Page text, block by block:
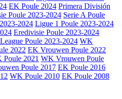
EK Poule 2024 Primera División
Poule 2023-2024 Serie A Poule
2024 Ligue 1 Poule 2023-2024
Eredivisie Poule 2023-2024
Poule 2023-2024 WK
2022 EK Vrouwen Poule 2022
Poule 2021 WK Vrouwen Poule
Poule 2017 EK Poule 2016
WK Poule 2010 EK Poule 2008